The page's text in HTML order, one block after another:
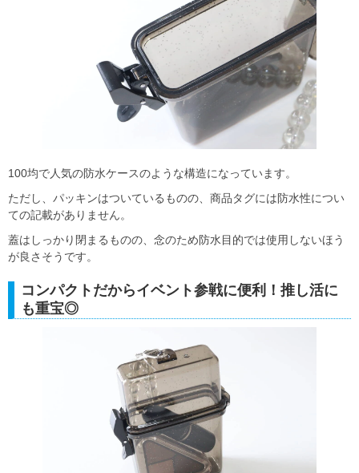
100均で人気の防水ケースのような構造になっています。
ただし、パッキンはついているものの、商品タグには防水性につい
ての記載がありません。
蓋はしっかり閉まるものの、念のため防水目的では使用しないほう
が良さそうです。
コンパクトだからイベント参戦に便利！推し活に
も重宝◎